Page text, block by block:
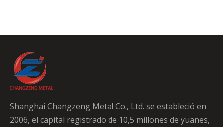
Shanghai Changzeng Metal Co., Ltd. se estableció en
2006, el capital registrado de 10,5 millones de yuanes,